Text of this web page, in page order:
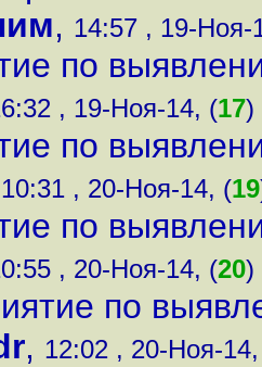
, 14:57 , 19-Ноя-
по
, 19-Ноя-14, (17)
по
10:31 , 20-Ноя-14, (19
по
, 20-Ноя-14, (20)
по
, 12:02 , 20-Ноя-